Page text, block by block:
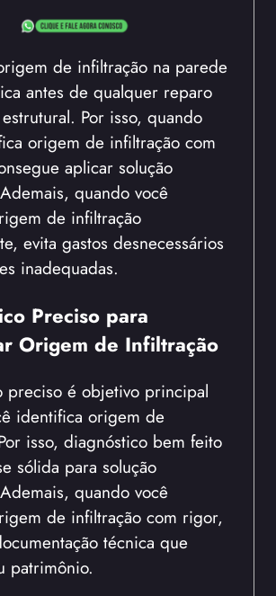
de infiltração na parede
antes de qualquer reparo
Por isso, quando
origem de infiltração com
aplicar solução
quando você
de infiltração
evita gastos desnecessários
inadequadas.
Preciso para
Origem de Infiltração
preciso é objetivo principal
identifica origem de
isso, diagnóstico bem feito
sólida para solução
quando você
de infiltração com rigor,
técnica que
patrimônio.